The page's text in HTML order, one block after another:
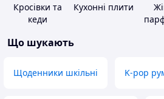
Кросівки та
кеди
Кухонні плити
Що шукають
Щоденники шкільні K-pop